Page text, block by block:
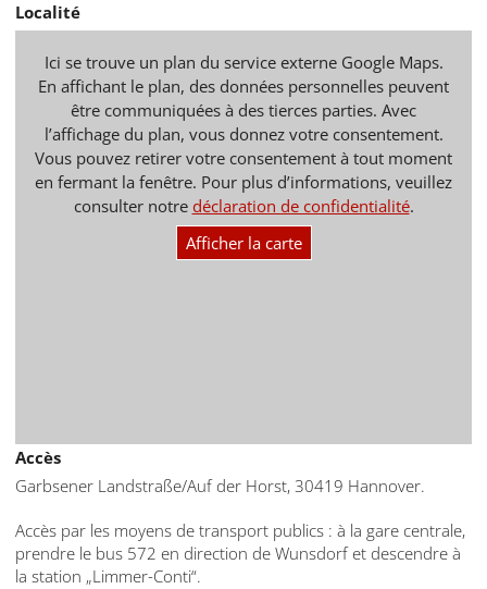
Localité
Ici se trouve un plan du service externe Google Maps.
En affichant le plan, des données personnelles peuvent
être communiquées à des tierces parties. Avec
l’affichage du plan, vous donnez votre consentement.
Vous pouvez retirer votre consentement à tout moment
en fermant la fenêtre. Pour plus d’informations, veuillez
consulter notre déclaration de confidentialité.
Afficher la carte
Accès
Garbsener Landstraße/Auf der Horst, 30419 Hannover.
Accès par les moyens de transport publics : à la gare centrale,
prendre le bus 572 en direction de Wunsdorf et descendre à
la station „Limmer-Conti“.